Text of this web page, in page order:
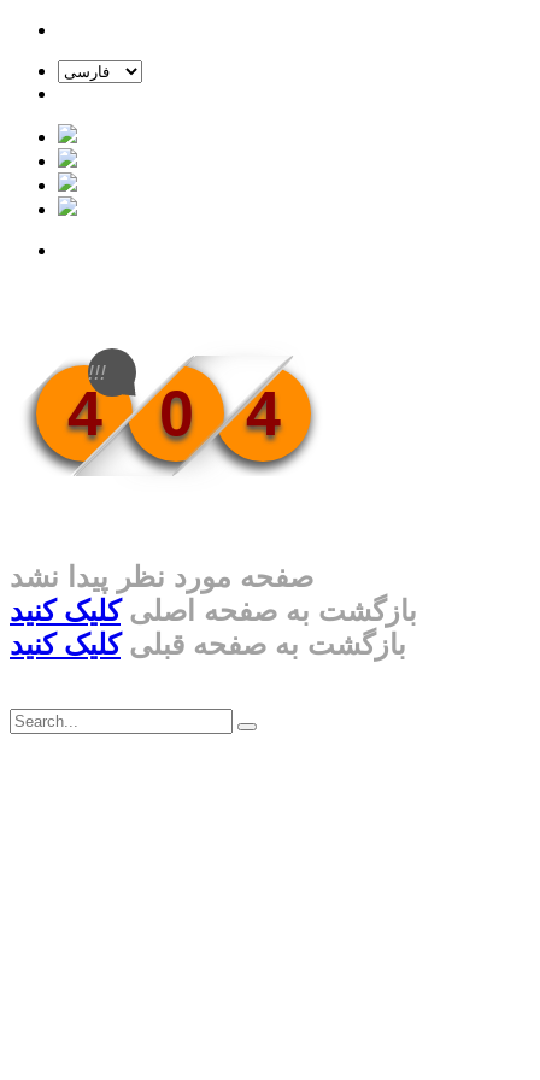
4 0 4
!!!
صفحه مورد نظر پیدا نشد
بازگشت به صفحه اصلیکلیک کنید
بازگشت به صفحه قبلیکلیک کنید